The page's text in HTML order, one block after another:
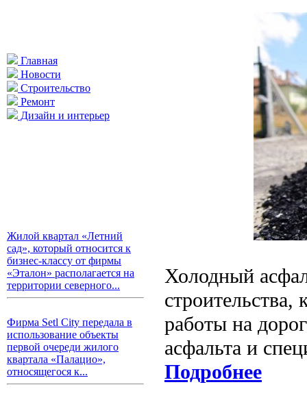
Главная
Новости
Строительство
Ремонт
Дизайн и интерьер
Жилой квартал «Летний
сад», который относится к
бизнес-классу от фирмы
«Эталон» располагается на
территории северного...
Фирма Setl City передала в
использование объекты
первой очереди жилого
квартала «Палацио»,
относящегося к...
Холодный
строительства,
работы на
асфальта и
Подробнее